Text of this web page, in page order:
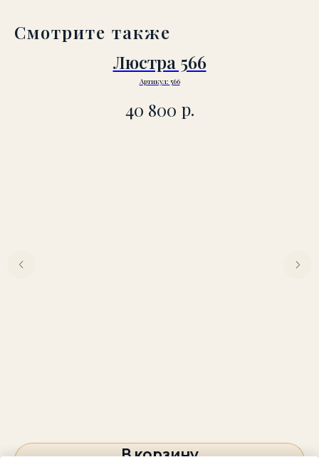
Смотрите также
Люстра 566
Артикул: 566
40 800 р.
В корзину